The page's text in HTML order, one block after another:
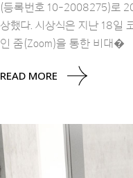
(등록번호 10-2008275)로
상했다. 시상식은 지난 18일
인 줌(Zoom)을 통한 비대�
READ MORE